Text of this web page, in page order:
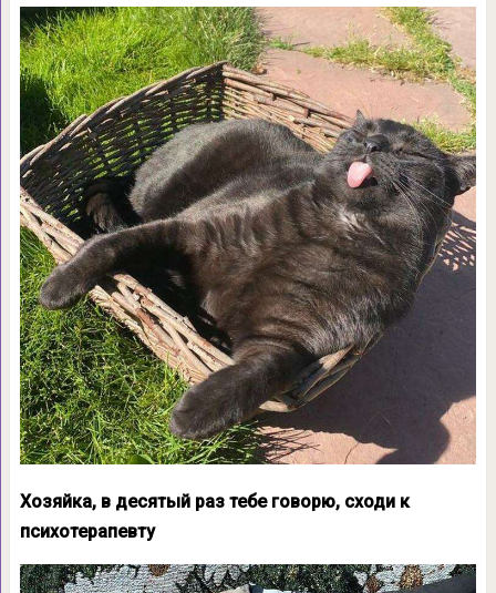
Хозяйка, в десятый раз тебе говорю, сходи к
психотерапевту